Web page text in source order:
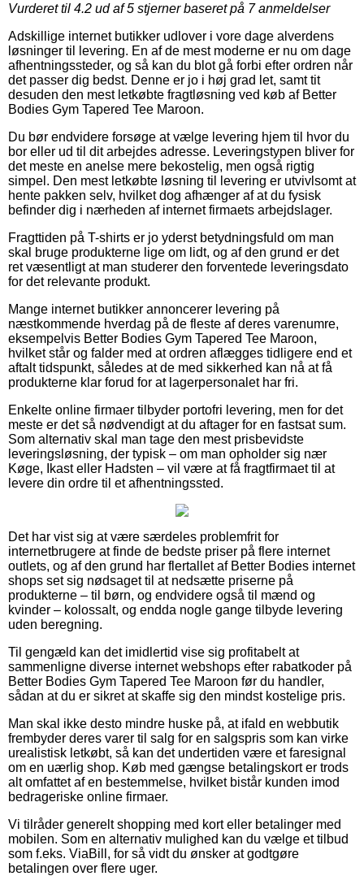
Vurderet til 4.2 ud af 5 stjerner baseret på 7anmeldelser
Adskillige internet butikker udlover i vore dage alverdens
løsninger til levering. En af de mest moderne er nu om dage
afhentningssteder, og så kan du blot gå forbi efter ordren når
det passer dig bedst. Denne er jo i høj grad let, samt tit
desuden den mest letkøbte fragtløsning ved køb af Better
Bodies Gym Tapered Tee Maroon.
Du bør endvidere forsøge at vælge levering hjem til hvor du
bor eller ud til dit arbejdes adresse. Leveringstypen bliver for
det meste en anelse mere bekostelig, men også rigtig
simpel. Den mest letkøbte løsning til levering er utvivlsomt at
hente pakken selv, hvilket dog afhænger af at du fysisk
befinder dig i nærheden af internet firmaets arbejdslager.
Fragttiden på T-shirts er jo yderst betydningsfuld om man
skal bruge produkterne lige om lidt, og af den grund er det
ret væsentligt at man studerer den forventede leveringsdato
for det relevante produkt.
Mange internet butikker annoncerer levering på
næstkommende hverdag på de fleste af deres varenumre,
eksempelvis Better Bodies Gym Tapered Tee Maroon,
hvilket står og falder med at ordren aflægges tidligere end et
aftalt tidspunkt, således at de med sikkerhed kan nå at få
produkterne klar forud for at lagerpersonalet har fri.
Enkelte online firmaer tilbyder portofri levering, men for det
meste er det så nødvendigt at du aftager for en fastsat sum.
Som alternativ skal man tage den mest prisbevidste
leveringsløsning, der typisk – om man opholder sig nær
Køge, Ikast eller Hadsten – vil være at få fragtfirmaet til at
levere din ordre til et afhentningssted.
Det har vist sig at være særdeles problemfrit for
internetbrugere at finde de bedste priser på flere internet
outlets, og af den grund har flertallet af Better Bodies internet
shops set sig nødsaget til at nedsætte priserne på
produkterne – til børn, og endvidere også til mænd og
kvinder – kolossalt, og endda nogle gange tilbyde levering
uden beregning.
Til gengæld kan det imidlertid vise sig profitabelt at
sammenligne diverse internet webshops efter rabatkoder på
Better Bodies Gym Tapered Tee Maroon før du handler,
sådan at du er sikret at skaffe sig den mindst kostelige pris.
Man skal ikke desto mindre huske på, at ifald en webbutik
frembyder deres varer til salg for en salgspris som kan virke
urealistisk letkøbt, så kan det undertiden være et faresignal
om en uærlig shop. Køb med gængse betalingskort er trods
alt omfattet af en bestemmelse, hvilket bistår kunden imod
bedrageriske online firmaer.
Vi tilråder generelt shopping med kort eller betalinger med
mobilen. Som en alternativ mulighed kan du vælge et tilbud
som f.eks. ViaBill, for så vidt du ønsker at godtgøre
betalingen over flere uger.